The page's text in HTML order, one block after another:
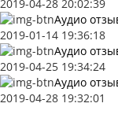
2019-04-28 20:02:39
Аудио
2019-01-14 19:36:18
Аудио
2019-04-25 19:34:24
Аудио
2019-04-28 19:32:01